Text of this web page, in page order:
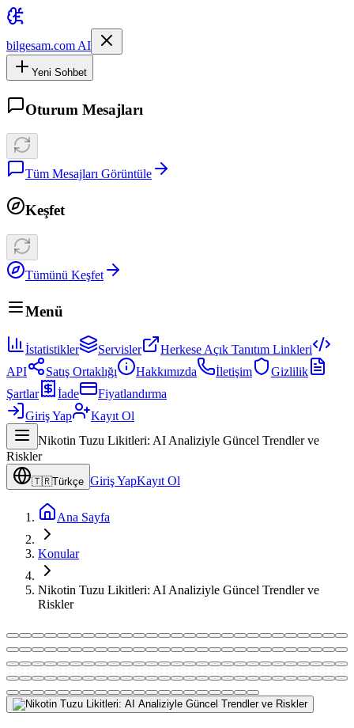
bilgesam.com AI
Yeni Sohbet
Oturum Mesajları
Tüm Mesajları Görüntüle
Keşfet
Tümünü Keşfet
Menü
İstatistikler Servisler
Herkese Açık Tanıtım Linkleri
API
Satış Ortaklığı Hakkımızda İletişim
Gizlilik
Şartlar
İade
Fiyatlandırma
Giriş Yap
Kayıt Ol
Nikotin Tuzu Likitleri: AI Analiziyle Güncel Trendler ve
Riskler
🇹🇷Türkçe Giriş YapKayıt Ol
Ana Sayfa
Konular
Nikotin Tuzu Likitleri: AI Analiziyle Güncel Trendler ve
Riskler